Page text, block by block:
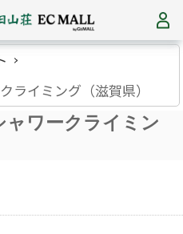
ライミング（滋賀県）
ャワークライミン